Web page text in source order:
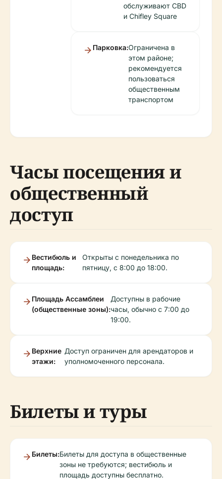
обслуживают CBD
и Chifley Square
Парковка:Ограничена в
этом районе;
рекомендуется
пользоваться
общественным
транспортом
Часы посещения и
общественный
доступ
Вестибюль и
площадь:
Открыты с понедельника по
пятницу, с 8:00 до 18:00.
Площадь Ассамблеи
(общественные зоны):
Доступны в рабочие
часы, обычно с 7:00 до
19:00.
Верхние
этажи:
Доступ ограничен для арендаторов и
уполномоченного персонала.
Билеты и туры
Билеты:Билеты для доступа в общественные
зоны не требуются; вестибюль и
площадь доступны бесплатно.